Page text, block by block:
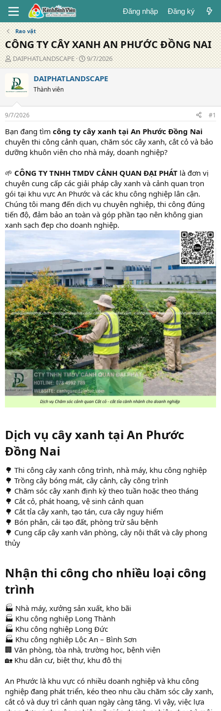
Đăng nhập Đăng ký
Rao vặt
CÔNG TY CÂY XANH AN PHƯỚC ĐỒNG NAI
T
á
c
g
i
ả
DAIPHATLANDSCAPE
N
g
à
g
9/7/2026
DAIPHATLANDSCAPE
Thành viên
9/7/2026 #1
Bạn đang tìm công ty cây xanh tại An Phước Đồng Nai
chuyên thi công cảnh quan, chăm sóc cây xanh, cắt cỏ và bảo
dưỡng khuôn viên cho nhà máy, doanh nghiệp?
🌱 CÔNG TY TNHH TMDV CẢNH QUAN ĐẠI PHÁT là đơn vị
chuyên cung cấp các giải pháp cây xanh và cảnh quan trọn
gói tại khu vực An Phước và các khu công nghiệp lân cận.
Chúng tôi mang đến dịch vụ chuyên nghiệp, thi công đúng
tiến độ, đảm bảo an toàn và góp phần tạo nên không gian
xanh sạch đẹp cho doanh nghiệp.
Dịch vụ cây xanh tại An Phước
Đồng Nai​
🌳 Thi công cây xanh công trình, nhà máy, khu công nghiệp
🌳 Trồng cây bóng mát, cây cảnh, cây công trình
🌳 Chăm sóc cây xanh định kỳ theo tuần hoặc theo tháng
🌳 Cắt cỏ, phát hoang, vệ sinh cảnh quan
🌳 Cắt tỉa cây xanh, tạo tán, cưa cây nguy hiểm
🌳 Bón phân, cải tạo đất, phòng trừ sâu bệnh
🌳 Cung cấp cây xanh văn phòng, cây nội thất và cây phong
thủy
Nhận thi công cho nhiều loại công
trình​
🏭 Nhà máy, xưởng sản xuất, kho bãi
🏭 Khu công nghiệp Long Thành
🏭 Khu công nghiệp Long Đức
🏭 Khu công nghiệp Lộc An – Bình Sơn
🏢 Văn phòng, tòa nhà, trường học, bệnh viện
🏡 Khu dân cư, biệt thự, khu đô thị
An Phước là khu vực có nhiều doanh nghiệp và khu công
nghiệp đang phát triển, kéo theo nhu cầu chăm sóc cây xanh,
cắt cỏ và duy trì cảnh quan ngày càng tăng. Vì vậy, việc lựa